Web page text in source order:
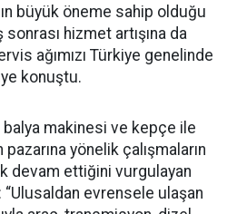
büyük öneme sahip olduğu
hizmet artışına da
ağımızı Türkiye genelinde
konuştu.
balya makinesi ve kepçe ile
yönelik çalışmaların
devam ettiğini vurgulayan
evrensele ulaşan